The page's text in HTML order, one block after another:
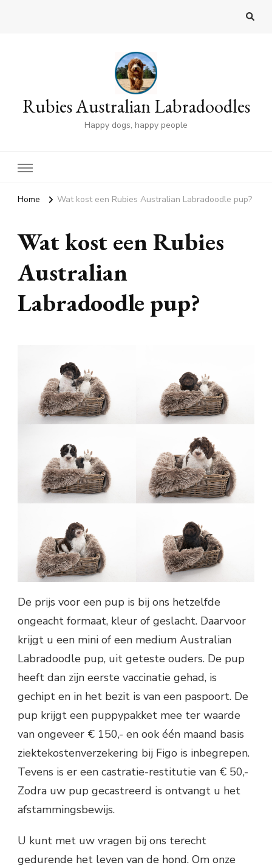
Rubies Australian Labradoodles
Happy dogs, happy people
Home Wat kost een Rubies Australian Labradoodle pup?
Wat kost een Rubies
Australian
Labradoodle pup?
De prijs voor een pup is bij ons hetzelfde
ongeacht formaat, kleur of geslacht. Daarvoor
krijgt u een mini of een medium Australian
Labradoodle pup, uit geteste ouders. De pup
heeft dan zijn eerste vaccinatie gehad, is
gechipt en in het bezit is van een paspoort. De
pup krijgt een puppypakket mee ter waarde
van ongeveer € 150,- en ook één maand basis
ziektekostenverzekering bij Figo is inbegrepen.
Tevens is er een castratie-restitutie van € 50,-
Zodra uw pup gecastreerd is ontvangt u het
afstammingsbewijs.
U kunt met uw vragen bij ons terecht
gedurende het leven van de hond. Om onze